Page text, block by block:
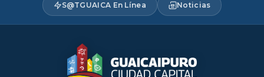
S@TGUAICA En Línea Noticias